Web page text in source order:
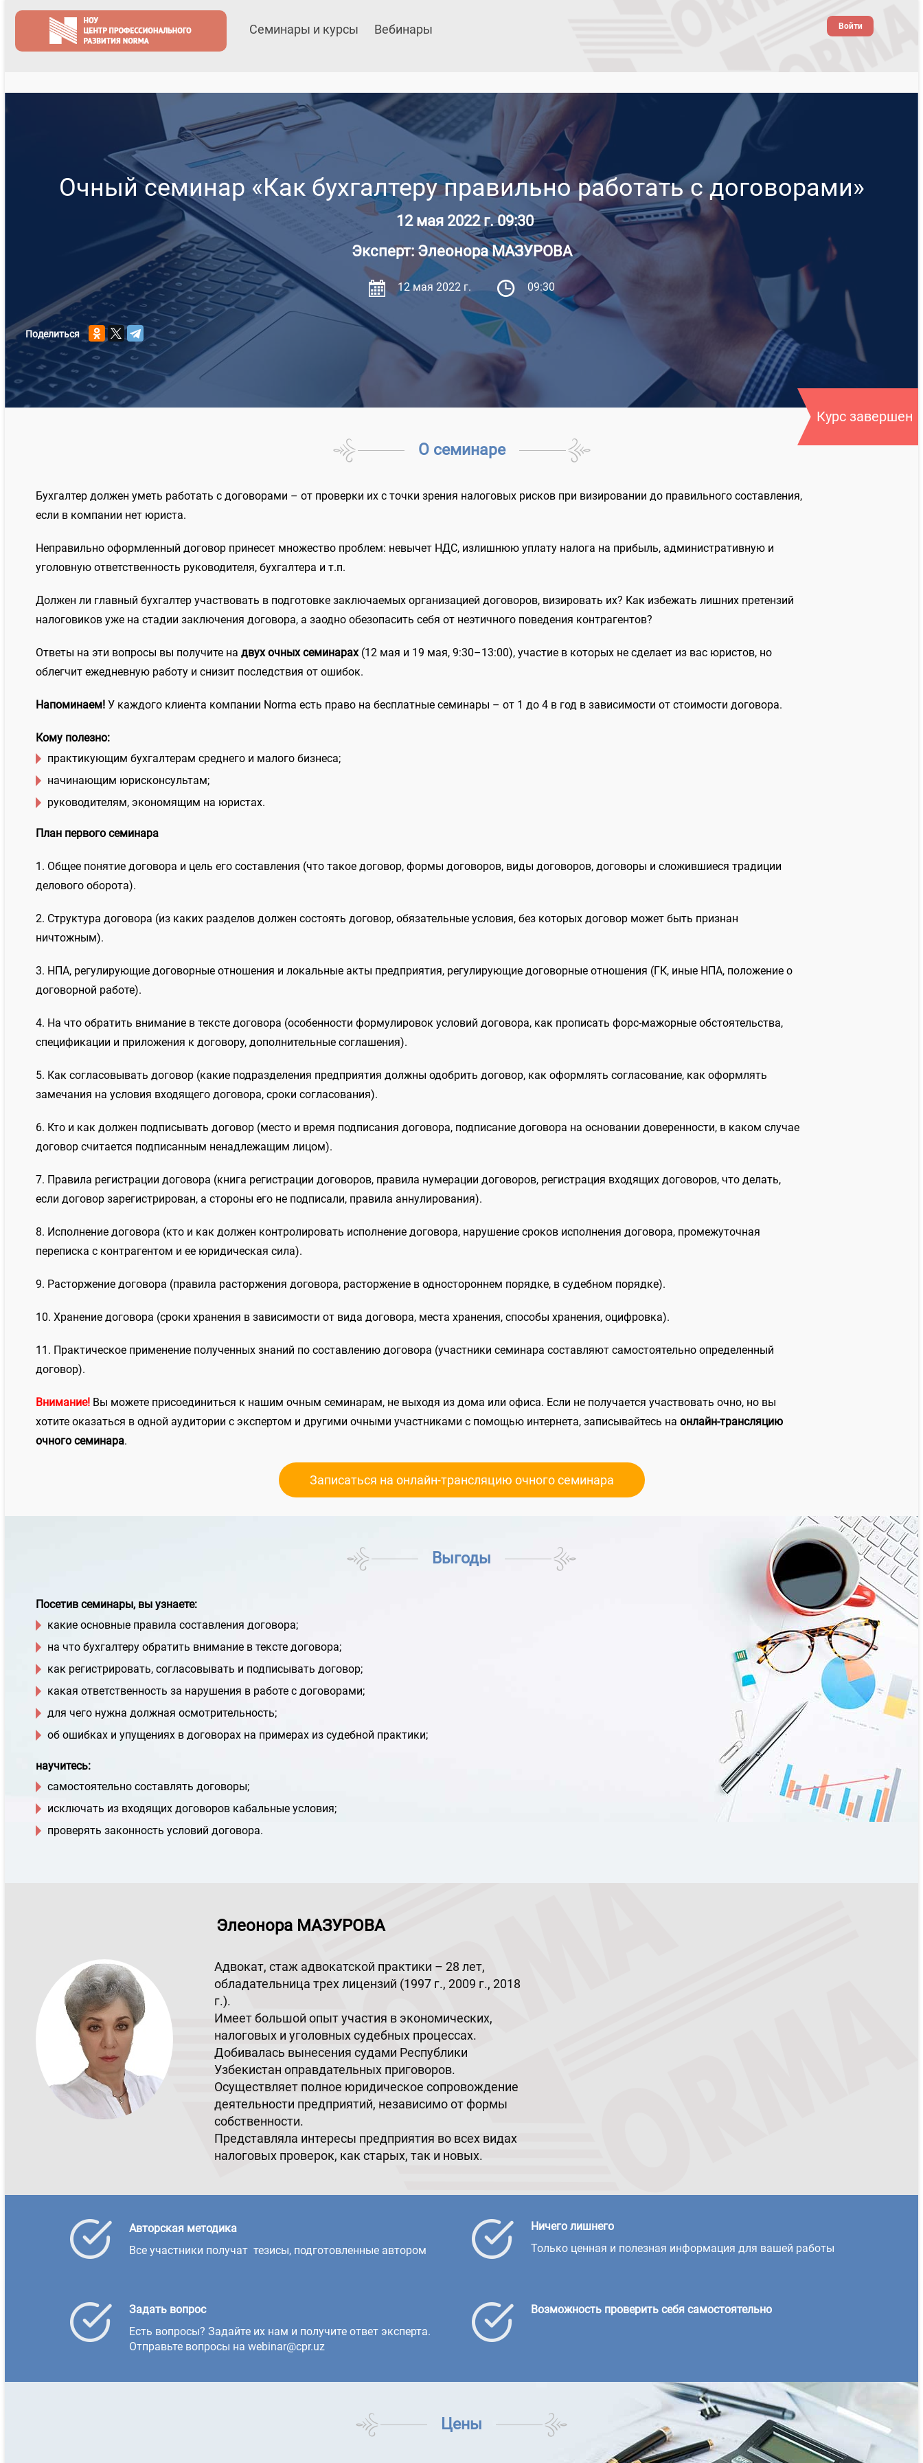
Семинары и курсы Вебинары Войти
Очный семинар «Как бухгалтеру правильно работать с договорами»
12 мая 2022 г. 09:30
Эксперт: Элеонора МАЗУРОВА
12 мая 2022 г. 09:30
Курс завершен
Поделиться
О семинаре
Бухгалтер должен уметь работать с договорами – от проверки их с точки зрения налоговых рисков при визировании до правильного составления,
если в компании нет юриста.
Неправильно оформленный договор принесет множество проблем: невычет НДС, излишнюю уплату налога на прибыль, административную и
уголовную ответственность руководителя, бухгалтера и т.п.
Должен ли главный бухгалтер участвовать в подготовке заключаемых организацией договоров, визировать их? Как избежать лишних претензий
налоговиков уже на стадии заключения договора, а заодно обезопасить себя от неэтичного поведения контрагентов?
Ответы на эти вопросы вы получите на двух очных семинарах(12 мая и 19 мая, 9:30–13:00), участие в которых не сделает из вас юристов, но
облегчит ежедневную работу и снизит последствия от ошибок.
Напоминаем! У каждого клиента компании Norma есть право на бесплатные семинары – от 1 до 4 в год в зависимости от стоимости договора.
Кому полезно:
практикующим бухгалтерам среднего и малого бизнеса;
начинающим юрисконсультам;
руководителям, экономящим на юристах.
План первого семинара
1. Общее понятие договора и цель его составления (что такое договор, формы договоров, виды договоров, договоры и сложившиеся традиции
делового оборота).
2. Структура договора (из каких разделов должен состоять договор, обязательные условия, без которых договор может быть признан
ничтожным).
3. НПА, регулирующие договорные отношения и локальные акты предприятия, регулирующие договорные отношения (ГК, иные НПА, положение о
договорной работе).
4. На что обратить внимание в тексте договора (особенности формулировок условий договора, как прописать форс-мажорные обстоятельства,
спецификации и приложения к договору, дополнительные соглашения).
5. Как согласовывать договор (какие подразделения предприятия должны одобрить договор, как оформлять согласование, как оформлять
замечания на условия входящего договора, сроки согласования).
6. Кто и как должен подписывать договор (место и время подписания договора, подписание договора на основании доверенности, в каком случае
договор считается подписанным ненадлежащим лицом).
7. Правила регистрации договора (книга регистрации договоров, правила нумерации договоров, регистрация входящих договоров, что делать,
если договор зарегистрирован, а стороны его не подписали, правила аннулирования).
8. Исполнение договора (кто и как должен контролировать исполнение договора, нарушение сроков исполнения договора, промежуточная
переписка с контрагентом и ее юридическая сила).
9. Расторжение договора (правила расторжения договора, расторжение в одностороннем порядке, в судебном порядке).
10. Хранение договора (сроки хранения в зависимости от вида договора, места хранения, способы хранения, оцифровка).
11. Практическое применение полученных знаний по составлению договора (участники семинара составляют самостоятельно определенный
договор).
Внимание! Вы можете присоединиться к нашим очным семинарам, не выходя из дома или офиса. Если не получается участвовать очно, но вы
хотите оказаться в одной аудитории с экспертом и другими очными участниками с помощью интернета, записывайтесь на онлайн-трансляцию
очного семинара.
Записаться на онлайн-трансляцию очного семинара
Выгоды
Посетив семинары, вы узнаете:
какие основные правила составления договора;
на что бухгалтеру обратить внимание в тексте договора;
как регистрировать, согласовывать и подписывать договор;
какая ответственность за нарушения в работе с договорами;
для чего нужна должная осмотрительность;
об ошибках и упущениях в договорах на примерах из судебной практики;
научитесь:
самостоятельно составлять договоры;
исключать из входящих договоров кабальные условия;
проверять законность условий договора.
Элеонора МАЗУРОВА
Адвокат, стаж адвокатской практики – 28 лет,
обладательница трех лицензий (1997 г., 2009 г., 2018
г.).
Имеет большой опыт участия в экономических,
налоговых и уголовных судебных процессах.
Добивалась вынесения судами Республики
Узбекистан оправдательных приговоров.
Осуществляет полное юридическое сопровождение
деятельности предприятий, независимо от формы
собственности.
Представляла интересы предприятия во всех видах
налоговых проверок, как старых, так и новых.
Авторская методика
Все участники получат тезисы, подготовленные автором
Ничего лишнего
Только ценная и полезная информация для вашей работы
Задать вопрос
Есть вопросы? Задайте их нам и получите ответ эксперта.
Отправьте вопросы на webinar@cpr.uz
Возможность проверить себя самостоятельно
Цены